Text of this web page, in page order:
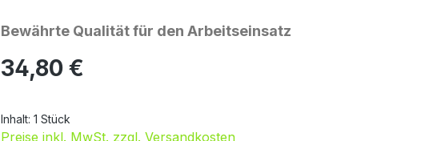
Bewährte Qualität für den Arbeitseinsatz
Regulärer Preis:
34,80 €
Inhalt: 1 Stück
Preise inkl. MwSt. zzgl. Versandkosten